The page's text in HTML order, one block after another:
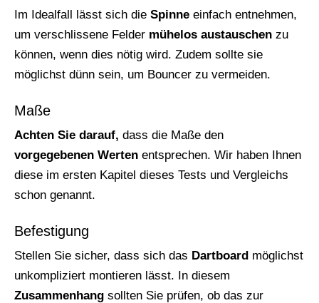
Im Idealfall lässt sich die Spinne einfach entnehmen,
um verschlissene Felder mühelos austauschen zu
können, wenn dies nötig wird. Zudem sollte sie
möglichst dünn sein, um Bouncer zu vermeiden.
Maße
Achten Sie darauf, dass die Maße den
vorgegebenen Werten entsprechen. Wir haben Ihnen
diese im ersten Kapitel dieses Tests und Vergleichs
schon genannt.
Befestigung
Stellen Sie sicher, dass sich das Dartboard möglichst
unkompliziert montieren lässt. In diesem
Zusammenhang sollten Sie prüfen, ob das zur